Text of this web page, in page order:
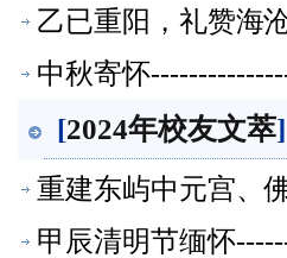
乙已重阳，礼赞海
中秋寄怀
[2024年校友文萃]
重建东屿中元宫、
文萃】
甲辰清明节缅怀